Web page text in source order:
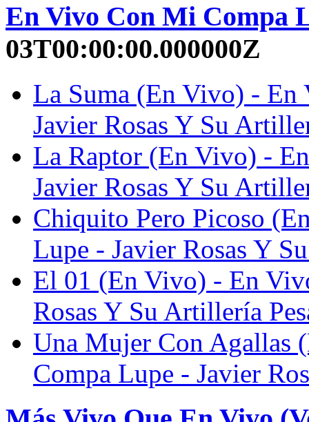
En Vivo Con Mi Compa
03T00:00:00.000000Z
La Suma (En Vivo) -
Javier Rosas Y Su
La Raptor (En Vivo) -
Javier Rosas Y Su
Chiquito Pero Picoso
Lupe - Javier Rosas Y
El 01 (En Vivo) - En
Rosas Y Su Artillería
Una Mujer Con Agallas
Compa Lupe - Javier